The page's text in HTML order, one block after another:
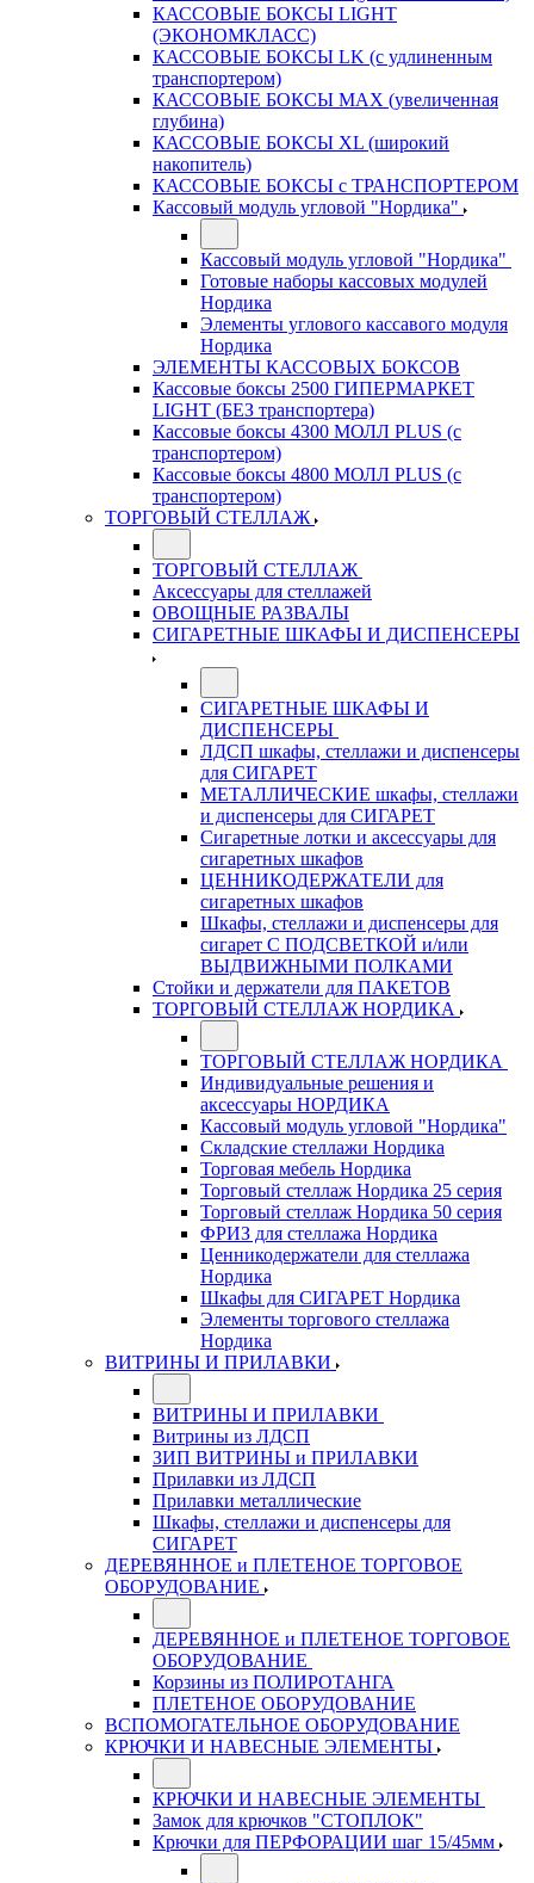
КАССОВЫЕ БОКСЫ LIGHT
(ЭКОНОМКЛАСС)
КАССОВЫЕ БОКСЫ LK (с удлиненным
транспортером)
КАССОВЫЕ БОКСЫ MAX (увеличенная
глубина)
КАССОВЫЕ БОКСЫ XL (широкий
накопитель)
КАССОВЫЕ БОКСЫ с ТРАНСПОРТЕРОМ
Кассовый модуль угловой "Нордика"
Кассовый модуль угловой "Нордика"
Готовые наборы кассовых модулей
Нордика
Элементы углового кассавого модуля
Нордика
ЭЛЕМЕНТЫ КАССОВЫХ БОКСОВ
Кассовые боксы 2500 ГИПЕРМАРКЕТ
LIGHT (БЕЗ транспортера)
Кассовые боксы 4300 МОЛЛ PLUS (с
транспортером)
Кассовые боксы 4800 МОЛЛ PLUS (с
транспортером)
ТОРГОВЫЙ СТЕЛЛАЖ
ТОРГОВЫЙ СТЕЛЛАЖ
Аксессуары для стеллажей
ОВОЩНЫЕ РАЗВАЛЫ
СИГАРЕТНЫЕ ШКАФЫ И ДИСПЕНСЕРЫ
СИГАРЕТНЫЕ ШКАФЫ И
ДИСПЕНСЕРЫ
ЛДСП шкафы, стеллажи и диспенсеры
для СИГАРЕТ
МЕТАЛЛИЧЕСКИЕ шкафы, стеллажи
и диспенсеры для СИГАРЕТ
Сигаретные лотки и аксессуары для
сигаретных шкафов
ЦЕННИКОДЕРЖАТЕЛИ для
сигаретных шкафов
Шкафы, стеллажи и диспенсеры для
сигарет С ПОДСВЕТКОЙ и/или
ВЫДВИЖНЫМИ ПОЛКАМИ
Стойки и держатели для ПАКЕТОВ
ТОРГОВЫЙ СТЕЛЛАЖ НОРДИКА
ТОРГОВЫЙ СТЕЛЛАЖ НОРДИКА
Индивидуальные решения и
аксессуары НОРДИКА
Кассовый модуль угловой "Нордика"
Складские стеллажи Нордика
Торговая мебель Нордика
Торговый стеллаж Нордика 25 серия
Торговый стеллаж Нордика 50 серия
ФРИЗ для стеллажа Нордика
Ценникодержатели для стеллажа
Нордика
Шкафы для СИГАРЕТ Нордика
Элементы торгового стеллажа
Нордика
ВИТРИНЫ И ПРИЛАВКИ
ВИТРИНЫ И ПРИЛАВКИ
Витрины из ЛДСП
ЗИП ВИТРИНЫ и ПРИЛАВКИ
Прилавки из ЛДСП
Прилавки металлические
Шкафы, стеллажи и диспенсеры для
СИГАРЕТ
ДЕРЕВЯННОЕ и ПЛЕТЕНОЕ ТОРГОВОЕ
ОБОРУДОВАНИЕ
ДЕРЕВЯННОЕ и ПЛЕТЕНОЕ ТОРГОВОЕ
ОБОРУДОВАНИЕ
Корзины из ПОЛИРОТАНГА
ПЛЕТЕНОЕ ОБОРУДОВАНИЕ
ВСПОМОГАТЕЛЬНОЕ ОБОРУДОВАНИЕ
КРЮЧКИ И НАВЕСНЫЕ ЭЛЕМЕНТЫ
КРЮЧКИ И НАВЕСНЫЕ ЭЛЕМЕНТЫ
Замок для крючков "СТОПЛОК"
Крючки для ПЕРФОРАЦИИ шаг 15/45мм